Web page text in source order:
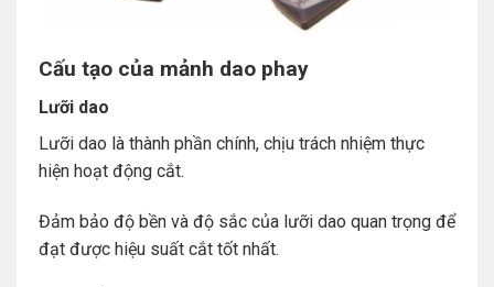
Cấu tạo của mảnh dao phay
Lưỡi dao
Lưỡi dao là thành phần chính, chịu trách nhiệm thực
hiện hoạt động cắt.
Đảm bảo độ bền và độ sắc của lưỡi dao quan trọng để
đạt được hiệu suất cắt tốt nhất.